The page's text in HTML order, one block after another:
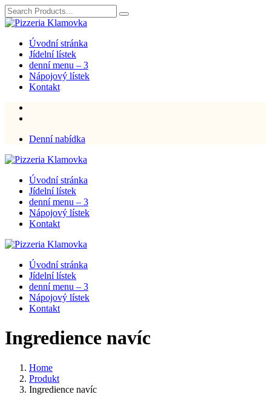
Úvodní stránka
Jídelní lístek
denní menu – 3
Nápojový lístek
Kontakt
Denní nabídka
Úvodní stránka
Jídelní lístek
denní menu – 3
Nápojový lístek
Kontakt
Úvodní stránka
Jídelní lístek
denní menu – 3
Nápojový lístek
Kontakt
Ingredience navíc
Home
Produkt
Ingredience navíc